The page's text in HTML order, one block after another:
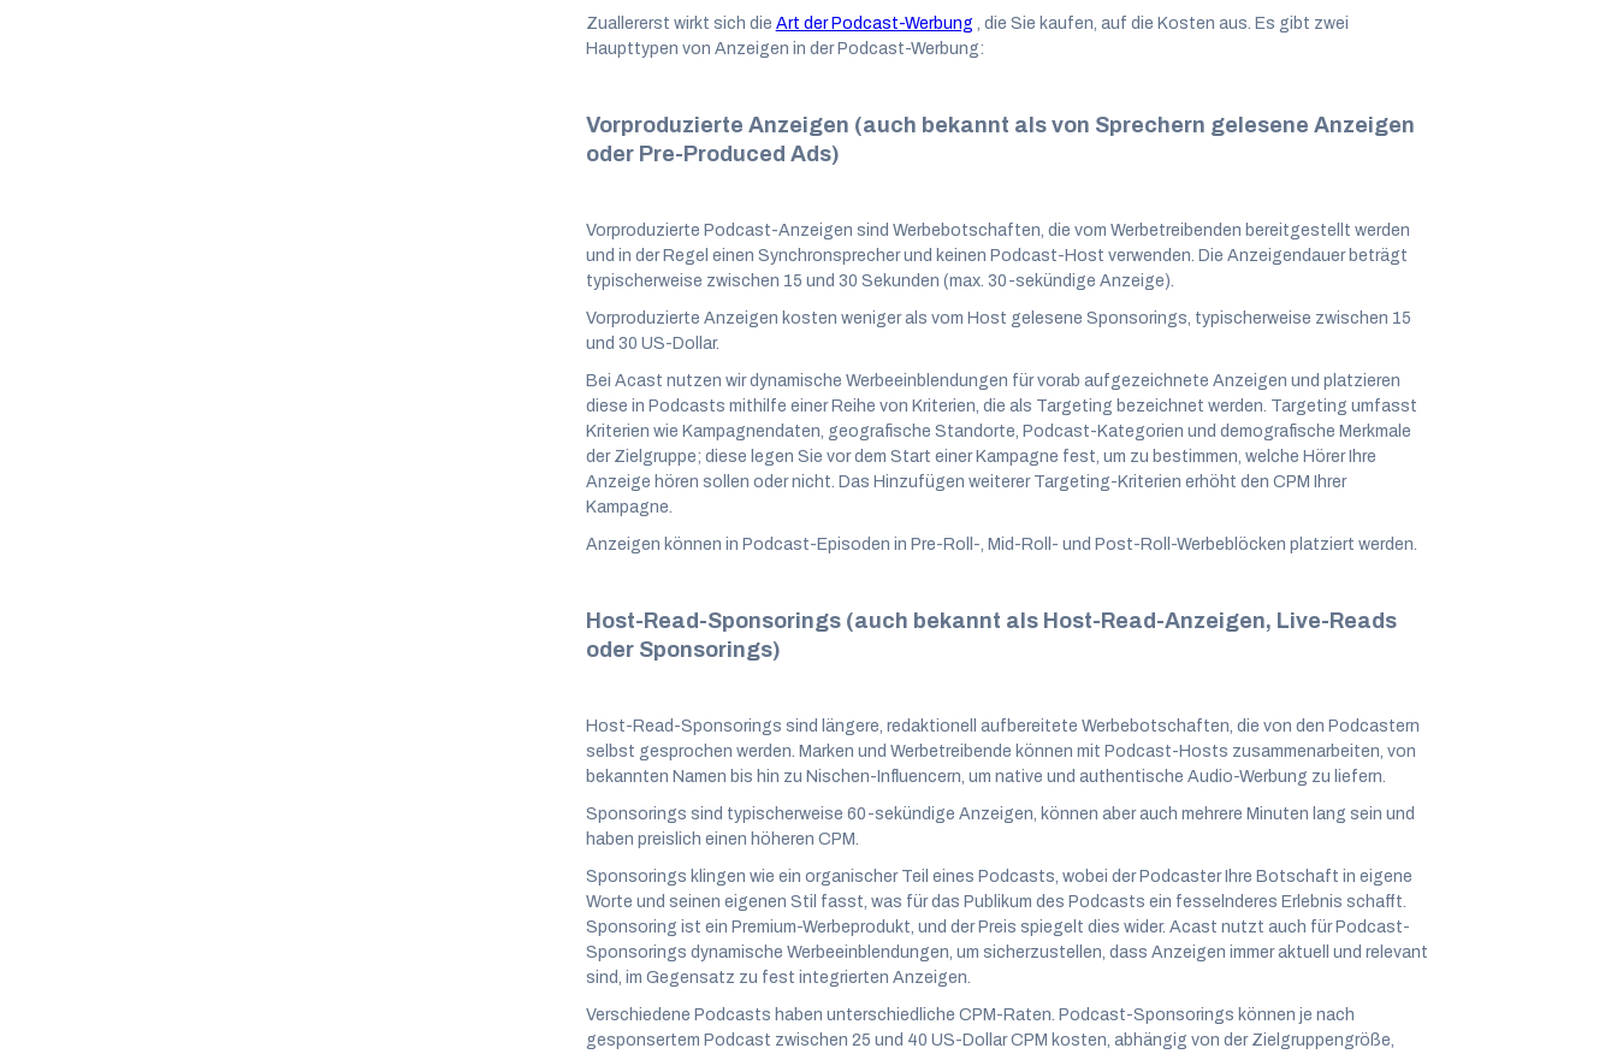
Zuallererst wirkt sich die Art der Podcast-Werbung , die Sie kaufen, auf die Kosten aus. Es gibt zwei
Haupttypen von Anzeigen in der Podcast-Werbung:
Vorproduzierte Anzeigen (auch bekannt als von Sprechern gelesene Anzeigen
oder Pre-Produced Ads)
Vorproduzierte Podcast-Anzeigen sind Werbebotschaften, die vom Werbetreibenden bereitgestellt werden
und in der Regel einen Synchronsprecher und keinen Podcast-Host verwenden. Die Anzeigendauer beträgt
typischerweise zwischen 15 und 30 Sekunden (max. 30-sekündige Anzeige).
Vorproduzierte Anzeigen kosten weniger als vom Host gelesene Sponsorings, typischerweise zwischen 15
und 30 US-Dollar.
Bei Acast nutzen wir dynamische Werbeeinblendungen für vorab aufgezeichnete Anzeigen und platzieren
diese in Podcasts mithilfe einer Reihe von Kriterien, die als Targeting bezeichnet werden. Targeting umfasst
Kriterien wie Kampagnendaten, geografische Standorte, Podcast-Kategorien und demografische Merkmale
der Zielgruppe; diese legen Sie vor dem Start einer Kampagne fest, um zu bestimmen, welche Hörer Ihre
Anzeige hören sollen oder nicht. Das Hinzufügen weiterer Targeting-Kriterien erhöht den CPM Ihrer
Kampagne.
Anzeigen können in Podcast-Episoden in Pre-Roll-, Mid-Roll- und Post-Roll-Werbeblöcken platziert werden.
Host-Read-Sponsorings (auch bekannt als Host-Read-Anzeigen, Live-Reads
oder Sponsorings)
Host-Read-Sponsorings sind längere, redaktionell aufbereitete Werbebotschaften, die von den Podcastern
selbst gesprochen werden. Marken und Werbetreibende können mit Podcast-Hosts zusammenarbeiten, von
bekannten Namen bis hin zu Nischen-Influencern, um native und authentische Audio-Werbung zu liefern.
Sponsorings sind typischerweise 60-sekündige Anzeigen, können aber auch mehrere Minuten lang sein und
haben preislich einen höheren CPM.
Sponsorings klingen wie ein organischer Teil eines Podcasts, wobei der Podcaster Ihre Botschaft in eigene
Worte und seinen eigenen Stil fasst, was für das Publikum des Podcasts ein fesselnderes Erlebnis schafft.
Sponsoring ist ein Premium-Werbeprodukt, und der Preis spiegelt dies wider. Acast nutzt auch für Podcast-
Sponsorings dynamische Werbeeinblendungen, um sicherzustellen, dass Anzeigen immer aktuell und relevant
sind, im Gegensatz zu fest integrierten Anzeigen.
Verschiedene Podcasts haben unterschiedliche CPM-Raten. Podcast-Sponsorings können je nach
gesponsertem Podcast zwischen 25 und 40 US-Dollar CPM kosten, abhängig von der Zielgruppengröße,